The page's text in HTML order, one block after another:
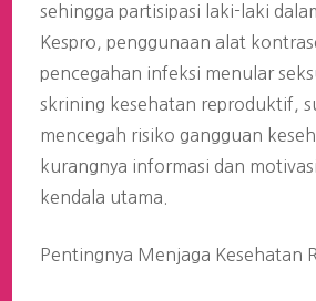
sehingga partisipasi laki-laki
Kespro, penggunaan alat
pencegahan infeksi menular
skrining kesehatan reproduktif,
mencegah risiko gangguan
kurangnya informasi dan
kendala utama.
Pentingnya Menjaga Kesehatan